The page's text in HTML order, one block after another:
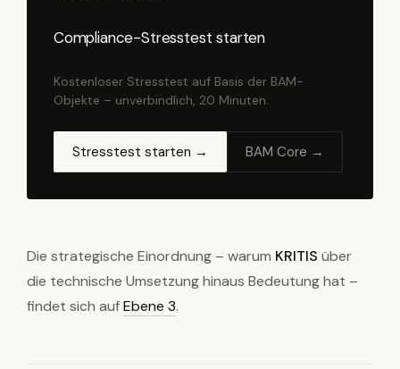
Compliance-Stresstest starten
Kostenloser Stresstest auf Basis der BAM-
Objekte – unverbindlich, 20 Minuten.
Stresstest starten → BAM Core →
Die strategische Einordnung – warum KRITIS über
die technische Umsetzung hinaus Bedeutung hat –
findet sich aufEbene 3.